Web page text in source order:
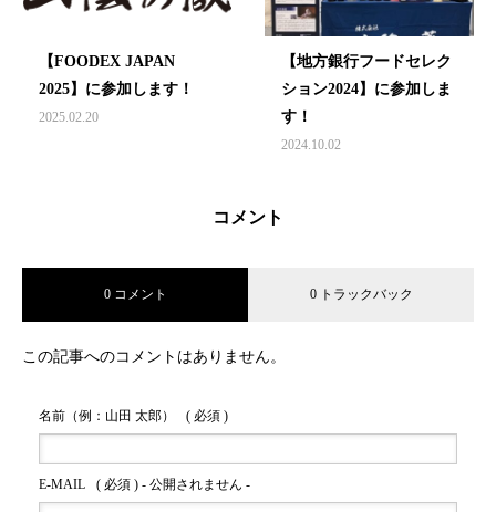
【FOODEX JAPAN
2025】に参加します！
2025.02.20
【地方銀行フードセレク
ション2024】に参加しま
す！
2024.10.02
コメント
0 コメント 0 トラックバック
この記事へのコメントはありません。
名前（例：山田 太郎） ( 必須 )
E-MAIL ( 必須 ) - 公開されません -